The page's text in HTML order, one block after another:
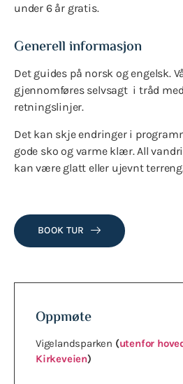
under 6 år gratis.
Generell informasjon
Det guides på norsk og engelsk.
gjennomføres selvsagt i tråd
retningslinjer.
Det kan skje endringer i
gode sko og varme klær. All
kan være glatt eller ujevnt terreng.
BOOK TUR
Oppmøte
Vigelandsparken (utenfor
Kirkeveien)